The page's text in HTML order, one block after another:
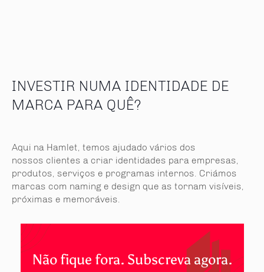
INVESTIR NUMA IDENTIDADE DE
MARCA PARA QUÊ?
Aqui na Hamlet, temos ajudado vários dos
nossos clientes a criar identidades para empresas,
produtos, serviços e programas internos. Criámos
marcas com naming e design que as tornam visíveis,
próximas e memoráveis.
Não fique fora. Subscreva agora.